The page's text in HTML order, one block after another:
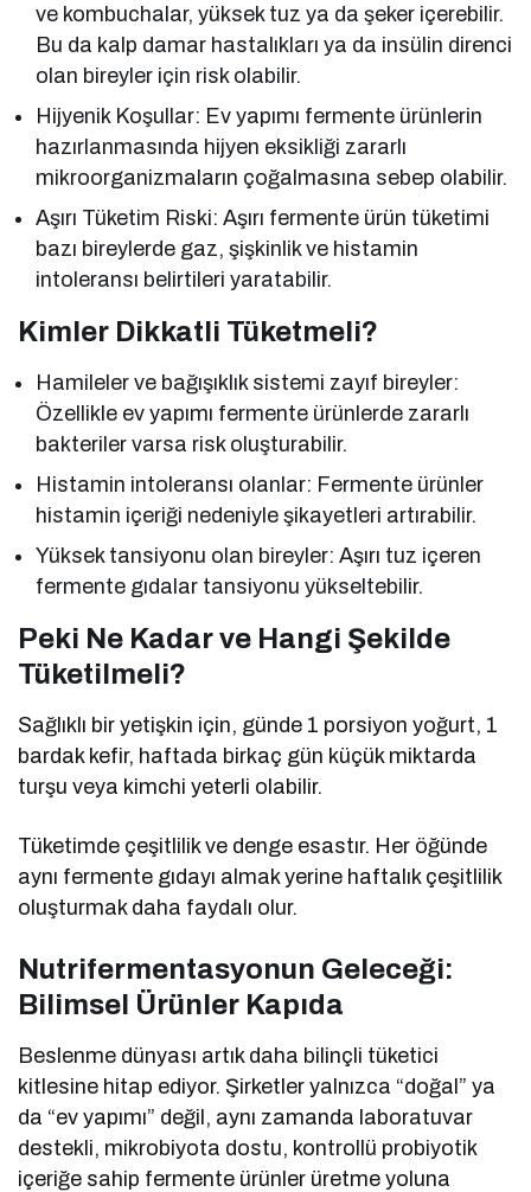
ve kombuchalar, yüksek tuz ya da şeker içerebilir.
Bu da kalp damar hastalıkları ya da insülin direnci
olan bireyler için risk olabilir.
Hijyenik Koşullar: Ev yapımı fermente ürünlerin
hazırlanmasında hijyen eksikliği zararlı
mikroorganizmaların çoğalmasına sebep olabilir.
Aşırı Tüketim Riski: Aşırı fermente ürün tüketimi
bazı bireylerde gaz, şişkinlik ve histamin
intoleransı belirtileri yaratabilir.
Kimler Dikkatli Tüketmeli?
Hamileler ve bağışıklık sistemi zayıf bireyler:
Özellikle ev yapımı fermente ürünlerde zararlı
bakteriler varsa risk oluşturabilir.
Histamin intoleransı olanlar: Fermente ürünler
histamin içeriği nedeniyle şikayetleri artırabilir.
Yüksek tansiyonu olan bireyler: Aşırı tuz içeren
fermente gıdalar tansiyonu yükseltebilir.
Peki Ne Kadar ve Hangi Şekilde
Tüketilmeli?
Sağlıklı bir yetişkin için, günde 1 porsiyon yoğurt, 1
bardak kefir, haftada birkaç gün küçük miktarda
turşu veya kimchi yeterli olabilir.
Tüketimde çeşitlilik ve denge esastır. Her öğünde
aynı fermente gıdayı almak yerine haftalık çeşitlilik
oluşturmak daha faydalı olur.
Nutrifermentasyonun Geleceği:
Bilimsel Ürünler Kapıda
Beslenme dünyası artık daha bilinçli tüketici
kitlesine hitap ediyor. Şirketler yalnızca “doğal” ya
da “ev yapımı” değil, aynı zamanda laboratuvar
destekli, mikrobiyota dostu, kontrollü probiyotik
içeriğe sahip fermente ürünler üretme yoluna